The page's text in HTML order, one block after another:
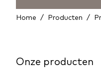
Home / Producten /
Onze producten